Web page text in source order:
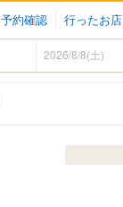
予約確認 行ったお店